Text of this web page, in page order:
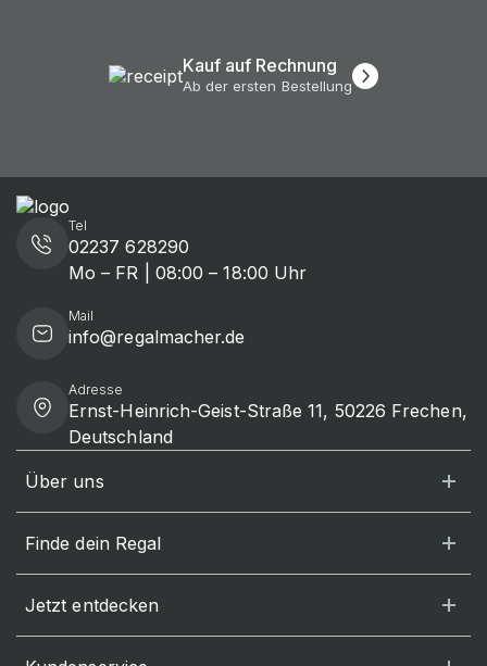
Kauf auf Rechnung
Ab der ersten Bestellung
Tel
02237 628290
Mo – FR | 08:00 – 18:00 Uhr
Mail
info@regalmacher.de
Adresse
Ernst-Heinrich-Geist-Straße 11, 50226 Frechen,
Deutschland
Über uns
Finde dein Regal
Jetzt entdecken